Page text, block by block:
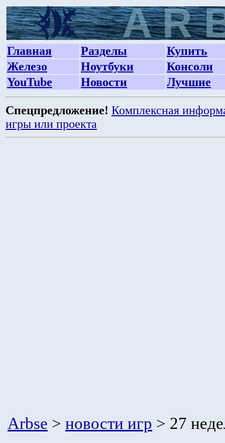
Главная Разделы
Купить
Железо
Ноутбуки
Консоли
YouTube
Новости Лучшие
Спецпредложение! Комплексная
игры или проекта
Arbse > новости игр > 27